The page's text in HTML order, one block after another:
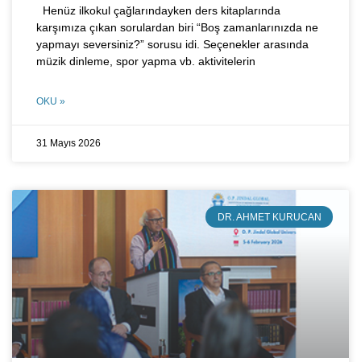
Henüz ilkokul çağlarındayken ders kitaplarında
karşımıza çıkan sorulardan biri “Boş zamanlarınızda ne
yapmayı seversiniz?” sorusu idi. Seçenekler arasında
müzik dinleme, spor yapma vb. aktivitelerin
OKU »
31 Mayıs 2026
DR. AHMET KURUCAN